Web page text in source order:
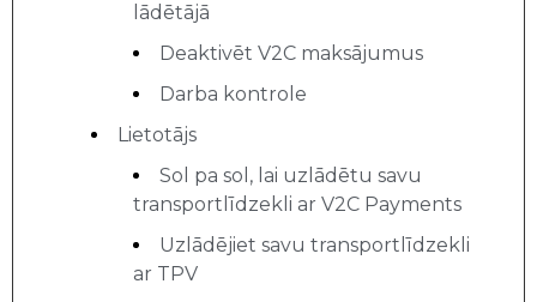
lādētājā
Deaktivēt V2C maksājumus
Darba kontrole
Lietotājs
Sol pa sol, lai uzlādētu savu
transportlīdzekli ar V2C Payments
Uzlādējiet savu transportlīdzekli
ar TPV